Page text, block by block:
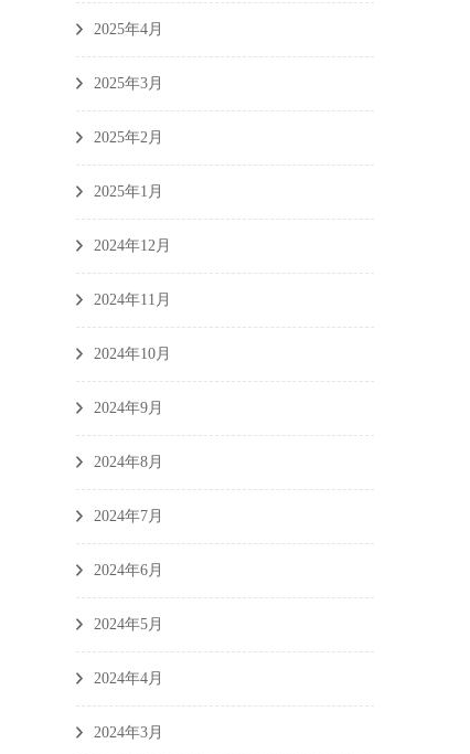
2025年4月
2025年3月
2025年2月
2025年1月
2024年12月
2024年11月
2024年10月
2024年9月
2024年8月
2024年7月
2024年6月
2024年5月
2024年4月
2024年3月